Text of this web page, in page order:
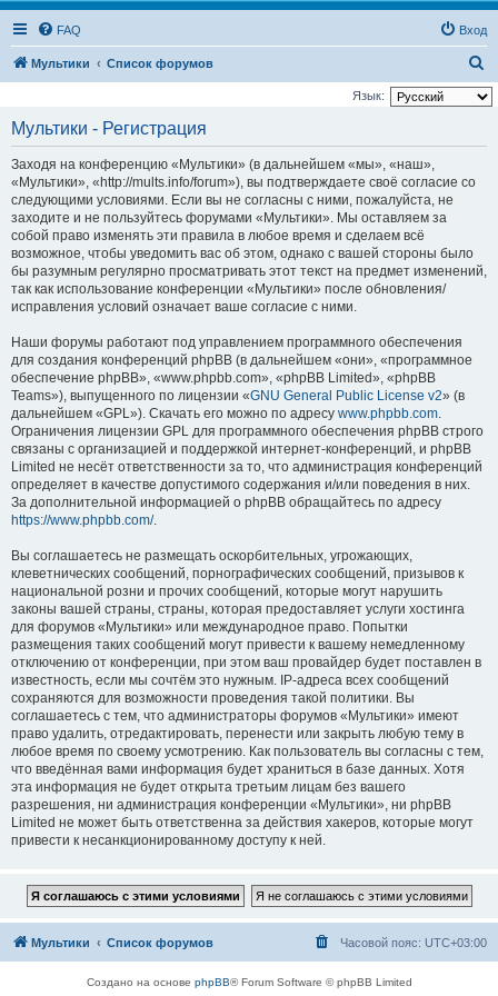
FAQ Вход
Мультики Список форумов
о
Язык:
Мультики - Регистрация
Заходя на конференцию «Мультики» (в дальнейшем «мы», «наш»,
«Мультики», «http://mults.info/forum»), вы подтверждаете своё согласие со
следующими условиями. Если вы не согласны с ними, пожалуйста, не
заходите и не пользуйтесь форумами «Мультики». Мы оставляем за
собой право изменять эти правила в любое время и сделаем всё
возможное, чтобы уведомить вас об этом, однако с вашей стороны было
бы разумным регулярно просматривать этот текст на предмет изменений,
так как использование конференции «Мультики» после обновления/
исправления условий означает ваше согласие с ними.
Наши форумы работают под управлением программного обеспечения
для создания конференций phpBB (в дальнейшем «они», «программное
обеспечение phpBB», «www.phpbb.com», «phpBB Limited», «phpBB
Teams»), выпущенного по лицензии «GNU General Public License v2» (в
дальнейшем «GPL»). Скачать его можно по адресу www.phpbb.com.
Ограничения лицензии GPL для программного обеспечения phpBB строго
связаны с организацией и поддержкой интернет-конференций, и phpBB
Limited не несёт ответственности за то, что администрация конференций
определяет в качестве допустимого содержания и/или поведения в них.
За дополнительной информацией о phpBB обращайтесь по адресу
https://www.phpbb.com/.
Вы соглашаетесь не размещать оскорбительных, угрожающих,
клеветнических сообщений, порнографических сообщений, призывов к
национальной розни и прочих сообщений, которые могут нарушить
законы вашей страны, страны, которая предоставляет услуги хостинга
для форумов «Мультики» или международное право. Попытки
размещения таких сообщений могут привести к вашему немедленному
отключению от конференции, при этом ваш провайдер будет поставлен в
известность, если мы сочтём это нужным. IP-адреса всех сообщений
сохраняются для возможности проведения такой политики. Вы
соглашаетесь с тем, что администраторы форумов «Мультики» имеют
право удалить, отредактировать, перенести или закрыть любую тему в
любое время по своему усмотрению. Как пользователь вы согласны с тем,
что введённая вами информация будет храниться в базе данных. Хотя
эта информация не будет открыта третьим лицам без вашего
разрешения, ни администрация конференции «Мультики», ни phpBB
Limited не может быть ответственна за действия хакеров, которые могут
привести к несанкционированному доступу к ней.
Мультики Список форумов Часовой пояс: UTC+03:00
Создано на основе phpBB® Forum Software © phpBB Limited